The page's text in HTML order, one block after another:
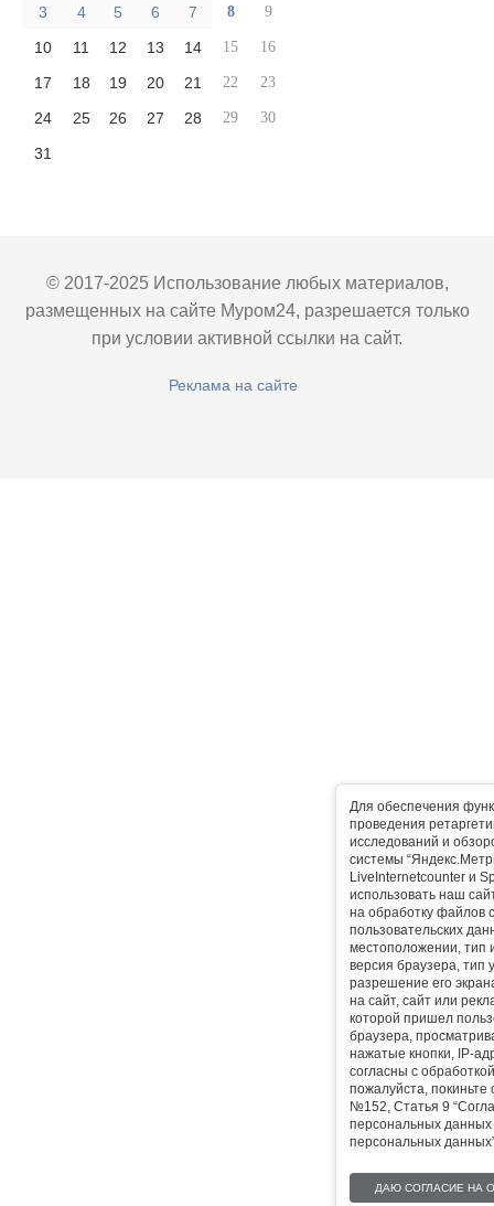
Для обеспечения
проведения
исследований и
системы
LiveInternetcounter и
использовать наш
на обработку файлов
пользовательских
местоположении, тип
версия браузера, тип
разрешение его
на сайт, сайт или
которой пришел
браузера,
нажатые кнопки, IP-
согласны с
пожалуйста, покиньте
№152, Статья 9
персональных данных
персональных
ДАЮ СОГЛАСИЕ НА
3 4 5 6 7 8 9
10 11 12 13 14 15 16
17 18 19 20 21 22 23
24 25 26 27 28 29 30
31
© 2017-2025 Использование любых материалов,
размещенных на сайте Муром24, разрешается только
при условии активной ссылки на сайт.
Реклама на сайте